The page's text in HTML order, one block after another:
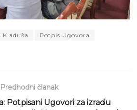
Kladuša
Potpis Ugovora
Predhodni članak
Potpisani Ugovori za izradu